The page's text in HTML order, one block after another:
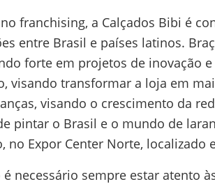
franchising, a Calçados Bibi é
entre Brasil e países latinos.
forte em projetos de inovação
visando transformar a loja em
visando o crescimento da
pintar o Brasil e o mundo de
no Expor Center Norte, localizado
necessário sempre estar atento